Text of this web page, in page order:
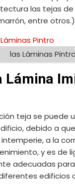
las tejas de
entre otros.)
las Láminas Pintro
Lámina
teja se puede
debido a
a la
y es de
adecuadas
edificios